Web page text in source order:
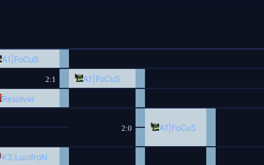
A1| FoCuS
2:1 A1| FoCuS
Resolver
2:0 A1| FoCuS
K3.LucifroN